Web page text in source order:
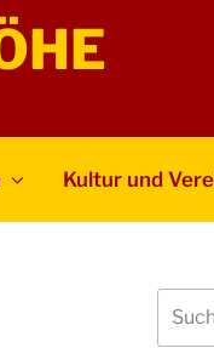
Kultur und
nach: